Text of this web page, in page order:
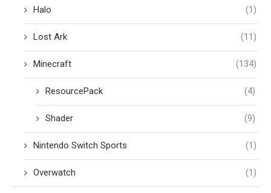
Halo (1)
Lost Ark (11)
Minecraft (134)
ResourcePack (4)
Shader (9)
Nintendo Switch Sports (1)
Overwatch (1)